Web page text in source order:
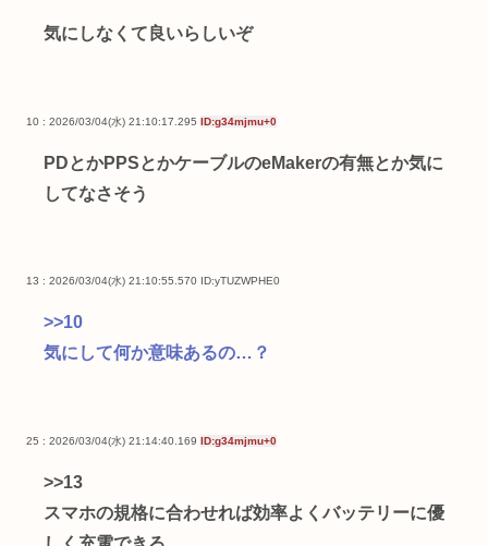
気にしなくて良いらしいぞ
10 : 2026/03/04(水) 21:10:17.295 ID:g34mjmu+0
PDとかPPSとかケーブルのeMakerの有無とか気に
してなさそう
13 : 2026/03/04(水) 21:10:55.570 ID:yTUZWPHE0
>>10
気にして何か意味あるの…？
25 : 2026/03/04(水) 21:14:40.169 ID:g34mjmu+0
>>13
スマホの規格に合わせれば効率よくバッテリーに優